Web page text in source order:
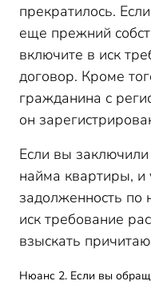
прекратилось.
еще прежний
включите в иск
договор. Кроме
гражданина с
он
Если вы
найма квартиры, и
задолженность по
иск требование
взыскать
Нюанс 2. Если вы